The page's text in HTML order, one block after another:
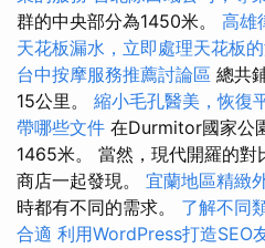
群的中央部分為1450米。 高雄
天花板漏水，立即處理天花板
台中按摩服務推薦討論區 總共
15公里。 縮小毛孔醫美，恢復
帶哪些文件 在Durmitor國家公
1465米。 當然，現代開羅的對
商店一起發現。 宜蘭地區精緻
時都有不同的需求。 了解不同
合適 利用WordPress打造SEO